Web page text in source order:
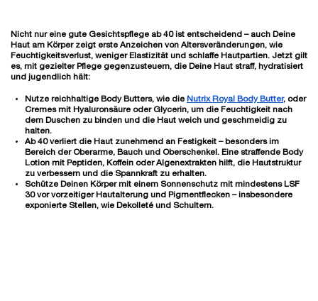
Nicht nur eine gute Gesichtspflege ab 40 ist entscheidend – auch Deine
Haut am Körper zeigt erste Anzeichen von Altersveränderungen, wie
Feuchtigkeitsverlust, weniger Elastizität und schlaffe Hautpartien. Jetzt gilt
es, mit gezielter Pflege gegenzusteuern, die Deine Haut straff, hydratisiert
und jugendlich hält:
Nutze reichhaltige Body Butters, wie die Nutrix Royal Body Butter, oder
Cremes mit Hyaluronsäure oder Glycerin, um die Feuchtigkeit nach
dem Duschen zu binden und die Haut weich und geschmeidig zu
halten.
Ab 40 verliert die Haut zunehmend an Festigkeit – besonders im
Bereich der Oberarme, Bauch und Oberschenkel. Eine straffende Body
Lotion mit Peptiden, Koffein oder Algenextrakten hilft, die Hautstruktur
zu verbessern und die Spannkraft zu erhalten.
Schütze Deinen Körper mit einem Sonnenschutz mit mindestens LSF
30vor vorzeitiger Hautalterung und Pigmentflecken – insbesondere
exponierte Stellen, wie Dekolleté und Schultern.